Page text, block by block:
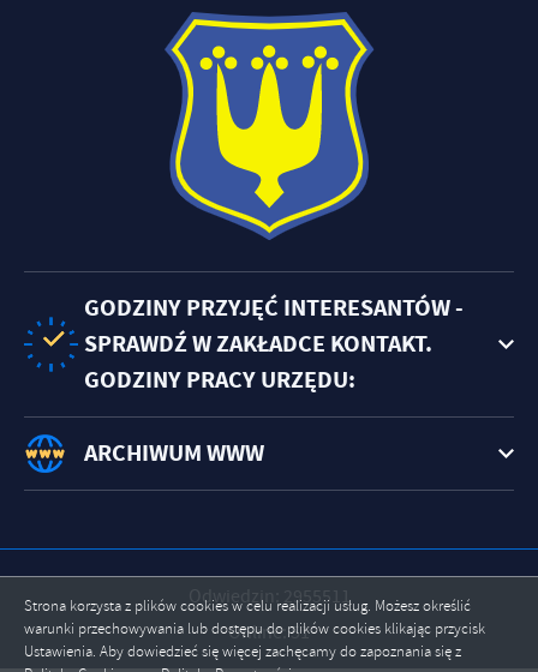
GODZINY PRZYJĘĆ INTERESANTÓW -
SPRAWDŹ W ZAKŁADCE KONTAKT.
GODZINY PRACY URZĘDU:
ARCHIWUM WWW
Odwiedzin: 2955511
Online: 51
Strona korzysta z plików cookies w celu realizacji usług. Możesz określić
warunki przechowywania lub dostępu do plików cookies klikając przycisk
Ustawienia. Aby dowiedzieć się więcej zachęcamy do zapoznania się z